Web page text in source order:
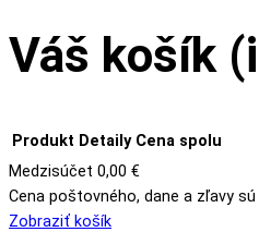
Váš košík
Produkt Detaily Cena spolu
Medzisúčet 0,00 €
Cena poštovného, dane a zľavy
Zobraziť košík